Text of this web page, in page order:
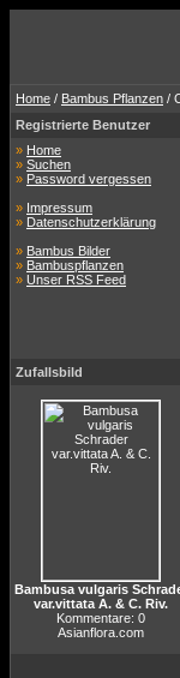
Home / Bambus Pflanzen /
Registrierte Benutzer
» Home
» Suchen
» Password vergessen
» Impressum
» Datenschutzerklärung
» Bambus Bilder
» Bambuspflanzen
» Unser RSS Feed
Zufallsbild
Bambusa vulgaris
var.vittata A. & C. Riv.
Kommentare: 0
Asianflora.com